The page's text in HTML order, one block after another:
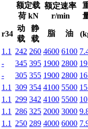
额定载
荷 kN
额定速率
r/min
r34
动
载
静
载
脂 油
1.1 242 260 4600 6100
- 345 395 1900 2800
- 305 355 1900 2800
1.1 309 354 4100 5500
1.1 299 342 4100 5500 10
1.1 286 325 2000 3000
1.1 250 289 4000 6000